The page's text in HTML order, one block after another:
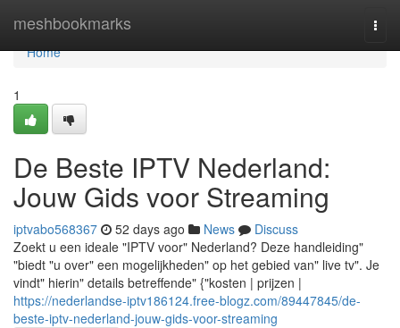
meshbookmarks
Home
Home
1
De Beste IPTV Nederland:
Jouw Gids voor Streaming
iptvabo568367 52 days ago News
Discuss
Zoekt u een ideale "IPTV voor" Nederland? Deze handleiding"
"biedt "u over" een mogelijkheden" op het gebied van" live tv". Je
vindt" hierin" details betreffende" {"kosten | prijzen |
https://nederlandse-iptv186124.free-blogz.com/89447845/de-
beste-iptv-nederland-jouw-gids-voor-streaming